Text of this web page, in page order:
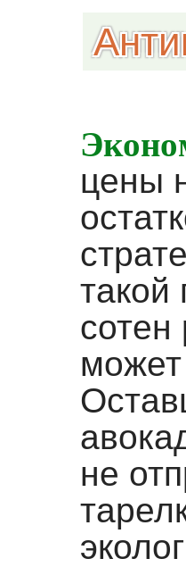
цены
такой
может
не